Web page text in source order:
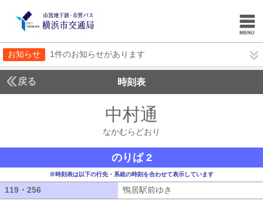
お知らせ 1件のお知らせがあります
戻る 時刻表
中村通
なかむらどおり
のりば 2
※時刻表は以下の行先・系統の時刻を合わせて表示しています
119・256 鴨居駅前ゆき